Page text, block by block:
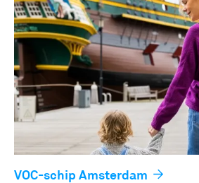
VOC-schip Amsterdam